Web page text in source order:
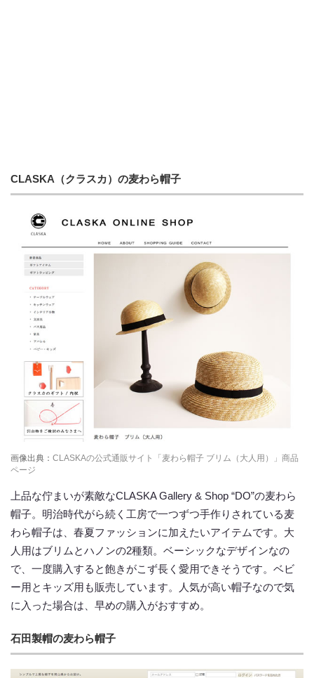
CLASKA（クラスカ）の麦わら帽子
画像出典： CLASKAの公式通販サイト「麦わら帽子 ブリム（大人用）」商品
ページ
上品な佇まいが素敵なCLASKA Gallery & Shop “DO”の麦わら
帽子。明治時代がら続く工房で一つずつ手作りされている麦
わら帽子は、春夏ファッションに加えたいアイテムです。大
人用はブリムとハノンの2種類。ベーシックなデザインなの
で、一度購入すると飽きがこず長く愛用できそうです。ベビ
ー用とキッズ用も販売しています。人気が高い帽子なので気
に入った場合は、早めの購入がおすすめ。
石田製帽の麦わら帽子